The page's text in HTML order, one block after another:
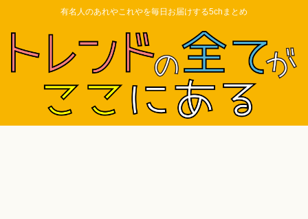
有名人のあれやこれやを毎日お届けする5chまとめ